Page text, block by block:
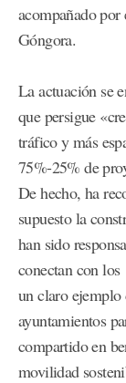
acompañado
Góngora.
La actuación se
que persigue
tráfico y más
75%-25% de
De hecho, ha
supuesto la
han sido
conectan con los
un claro ejemplo
ayuntamientos
compartido en
movilidad